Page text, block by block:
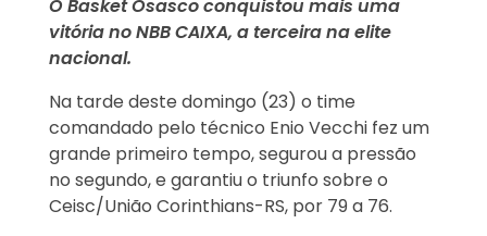
O Basket Osasco conquistou mais uma
vitória no NBB CAIXA, a terceira na elite
nacional.
Na tarde deste domingo (23) o time
comandado pelo técnico Enio Vecchi fez um
grande primeiro tempo, segurou a pressão
no segundo, e garantiu o triunfo sobre o
Ceisc/União Corinthians-RS, por 79 a 76.